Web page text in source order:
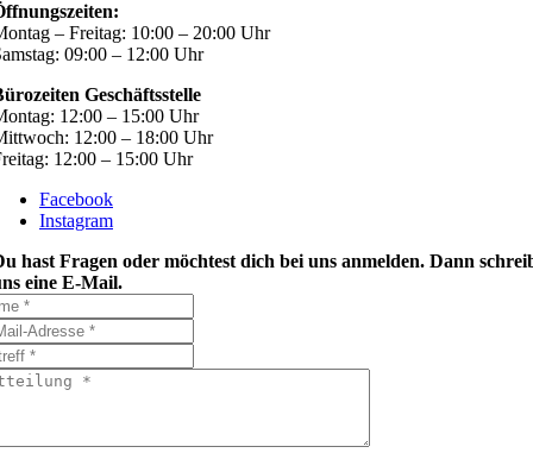
– Freitag: 10:00 – 20:00 Uhr
09:00 – 12:00 Uhr
Geschäftsstelle
12:00 – 15:00 Uhr
12:00 – 18:00 Uhr
12:00 – 15:00 Uhr
Facebook
Instagram
hast Fragen oder möchtest dich bei uns anmelden. Dann
eine E-Mail.